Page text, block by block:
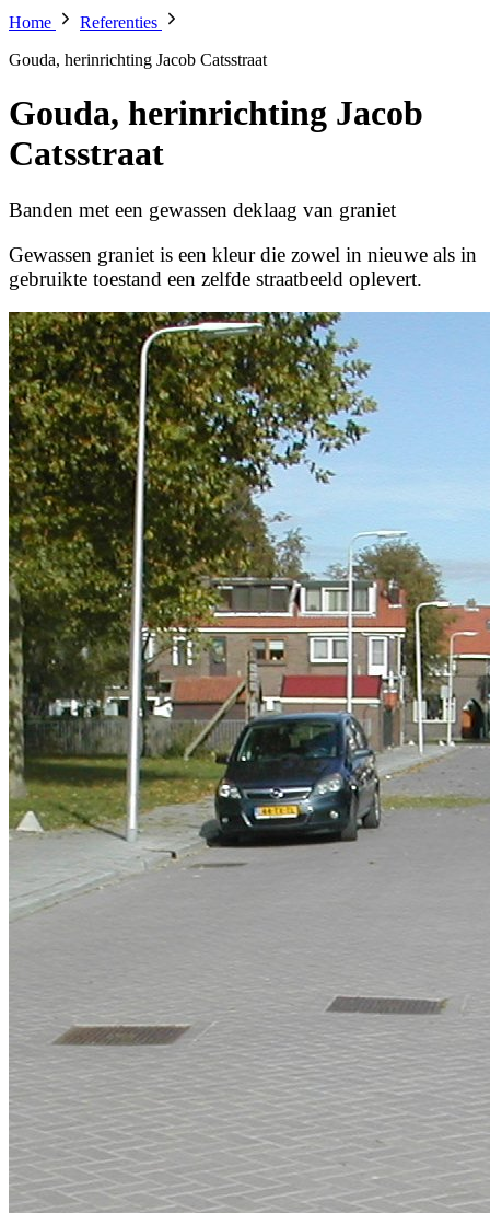
Home
Referenties
Gouda, herinrichting Jacob Catsstraat
Gouda, herinrichting Jacob
Catsstraat
Banden met een gewassen deklaag van graniet
Gewassen graniet is een kleur die zowel in nieuwe als in
gebruikte toestand een zelfde straatbeeld oplevert.